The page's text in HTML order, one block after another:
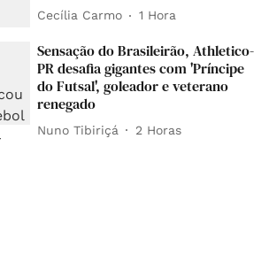
Cecília Carmo 1 Hora
Sensação do Brasileirão, Athletico-
PR desafia gigantes com 'Príncipe
do Futsal', goleador e veterano
renegado
Nuno Tibiriçá 2 Horas